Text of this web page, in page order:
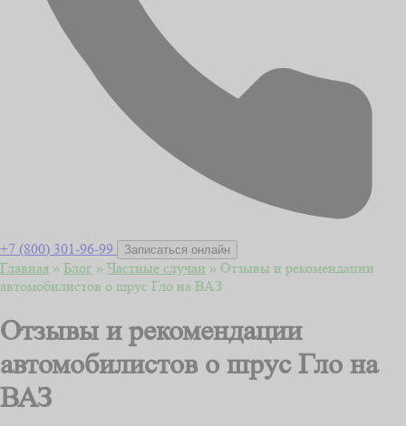
+7 (800) 301-96-99 Записаться онлайн
Главная » Блог » Частные случаи » Отзывы и рекомендации
автомобилистов о шрус Гло на ВАЗ
Отзывы и рекомендации
автомобилистов о шрус Гло на
ВАЗ